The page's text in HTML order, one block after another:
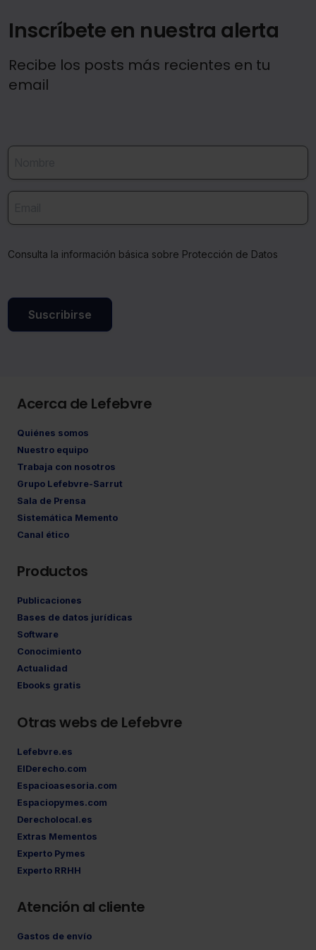
Inscríbete en nuestra alerta
Recibe los posts más recientes en tu
email
Consulta la información básica sobre Protección de Datos
Suscribirse
Acerca de Lefebvre
Quiénes somos
Nuestro equipo
Trabaja con nosotros
Grupo Lefebvre-Sarrut
Sala de Prensa
Sistemática Memento
Canal ético
Productos
Publicaciones
Bases de datos jurídicas
Software
Conocimiento
Actualidad
Ebooks gratis
Otras webs de Lefebvre
Lefebvre.es
ElDerecho.com
Espacioasesoria.com
Espaciopymes.com
Derecholocal.es
Extras Mementos
Experto Pymes
Experto RRHH
Atención al cliente
Gastos de envío